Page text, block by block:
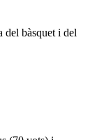
del bàsquet i del